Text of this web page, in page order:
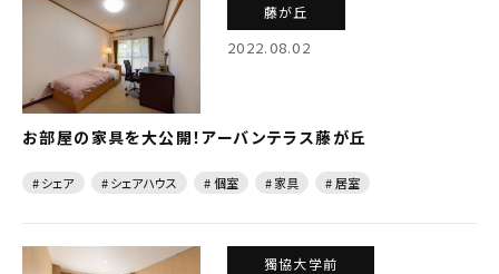
藤が丘
2022.08.02
お部屋の家具を大公開！アーバンテラス藤が丘
# シェア # シェアハウス # 個室 # 家具 # 居室
獨協大学前